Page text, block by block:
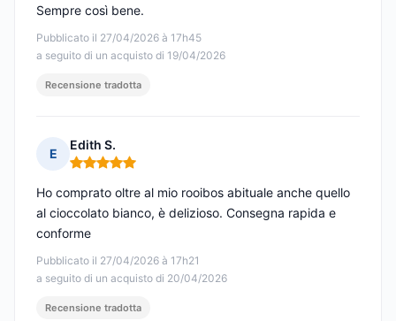
Pubblicato il 27/04/2026 à 17h45
a seguito di un acquisto di 19/04/2026
Sempre così bene.
Recensione tradotta
E
Edith S.
Nota: 5 su 5
Pubblicato il 27/04/2026 à 17h21
a seguito di un acquisto di 20/04/2026
Ho comprato oltre al mio rooibos abituale anche quello
al cioccolato bianco, è delizioso. Consegna rapida e
conforme
Recensione tradotta